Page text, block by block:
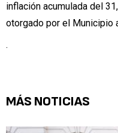
inflación acumulada del
otorgado por el Municipio
.
MÁS NOTICIAS